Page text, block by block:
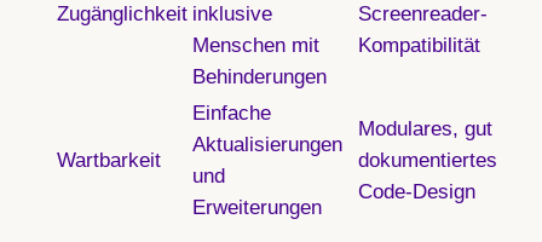
Zugänglichkeit inklusive
Menschen mit
Behinderungen
Screenreader-
Kompatibilität
Wartbarkeit
Einfache
Aktualisierungen
und
Erweiterungen
Modulares, gut
dokumentiertes
Code-Design